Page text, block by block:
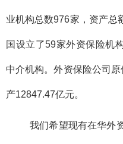
业机构总数976家，资产总
国设立了59家外资保险机
中介机构。外资保险公司
产12847.47亿元。
我们希望现有在华外